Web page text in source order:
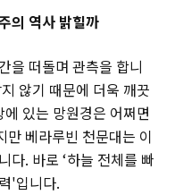
의 역사 밝힐까
을 떠돌며 관측을 합니
않기 때문에 더욱 깨끗
있는 망원경은 어쩌면
만 베라루빈 천문대는 이
다. 바로 ‘하늘 전체를 빠
'입니다.